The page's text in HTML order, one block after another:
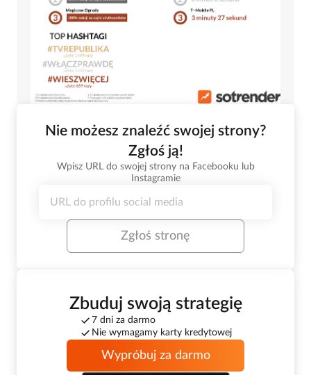
Nie możesz znaleźć swojej strony?
Zgłoś ją!
Wpisz URL do swojej strony na Facebooku lub
Instagramie
Zgłoś stronę
Zbuduj swoją strategię
7 dni za darmo
Nie wymagamy karty kredytowej
Wypróbuj za darmo